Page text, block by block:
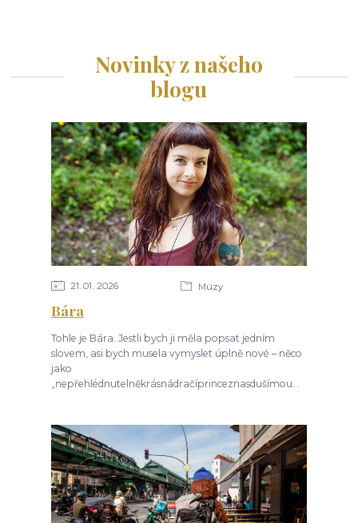
Novinky z našeho
blogu
21 01 2026 Múzy
Bára
Tohle je Bára. Jestli bych ji měla popsat jedním
slovem, asi bych musela vymyslet úplně nové – něco
jako
„nepřehlédnutelněkrásnádračíprinceznasdušímou...